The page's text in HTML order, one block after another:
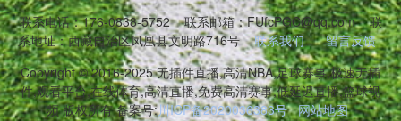
联系电话：176-0838-5752
联系邮箱：FUfcPGC@qq.com
联
系地址：西藏自治区凤凰县文明路716号
联系我们
留言反馈
Copyright © 2016-2025 无插件直播,高清NBA,足球赛事,极速无插
件,观看平台,在线体育,高清直播,免费高清赛事,低延迟直播,篮球视
频 版权所有 备案号:川ICP备2020036383号 网站地图